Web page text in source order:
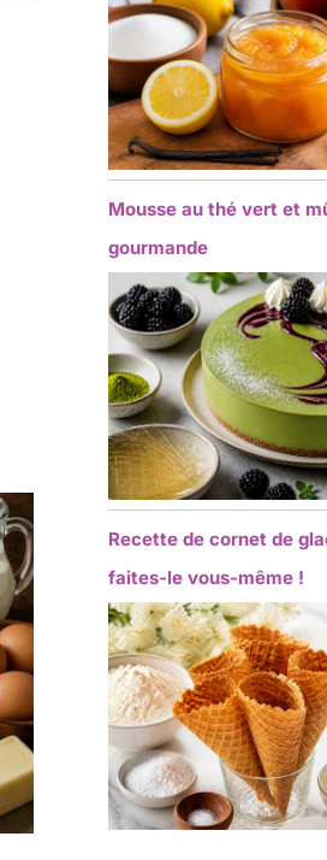
Mousse au thé vert et
gourmande
Recette de cornet de
faites-le vous-même !